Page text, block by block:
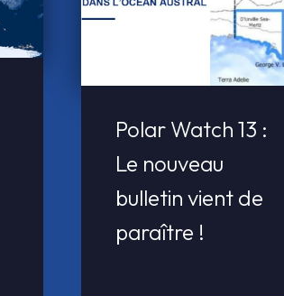
Polar Watch 13 :
Le nouveau
bulletin vient de
paraître !